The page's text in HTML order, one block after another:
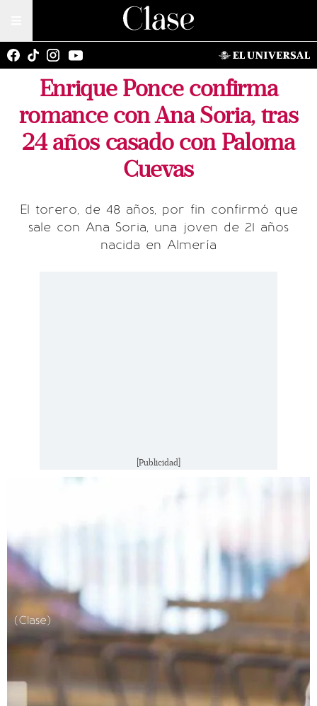
Enrique Ponce confirma
romance con Ana Soria, tras
24 años casado con Paloma
Cuevas
El torero, de 48 años, por fin confirmó que
sale con Ana Soria, una joven de 21 años
nacida en Almería
[Publicidad]
(Clase)